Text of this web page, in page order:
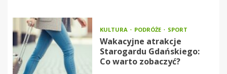
KULTURA PODRÓŻE SPORT
Wakacyjne atrakcje
Starogardu Gdańskiego:
Co warto zobaczyć?